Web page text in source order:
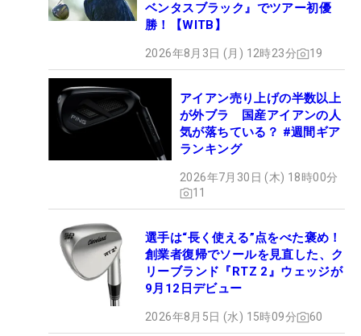
ベンタスブラック』でツアー初優
勝！【WITB】
2026年8月3日 (月) 12時23分 19
アイアン売り上げの半数以上
が外ブラ 国産アイアンの人
気が落ちている？ #週間ギア
ランキング
2026年7月30日 (木) 18時00分
11
選手は“長く使える”点をべた褒め！
創業者復帰でソールを見直した、ク
リーブランド『RTZ 2』ウェッジが
9月12日デビュー
2026年8月5日 (水) 15時09分 60